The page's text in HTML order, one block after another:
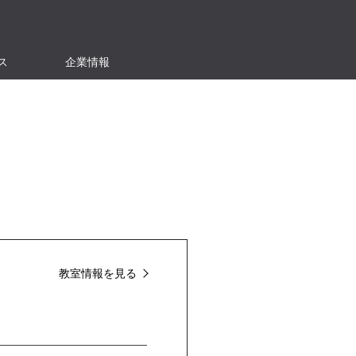
企業情報
教室情報を見る